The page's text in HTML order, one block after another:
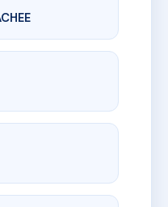
Cours
en-Bresse